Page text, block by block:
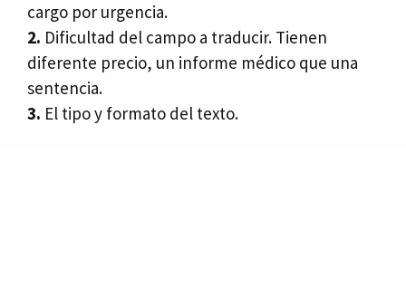
cargo por urgencia.
2. Dificultad del campo a traducir. Tienen
diferente precio, un informe médico que una
sentencia.
3. El tipo y formato del texto.